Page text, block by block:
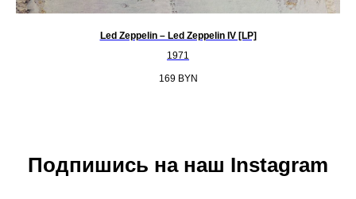
Led Zeppelin ‎– Led Zeppelin IV [LP]
1971
169 BYN
Подпишись на наш Instagram